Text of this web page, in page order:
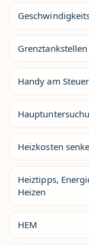
Grenztankstellen
Handy am Steuer
Heizkosten
Heiztipps,
Heizen
HEM